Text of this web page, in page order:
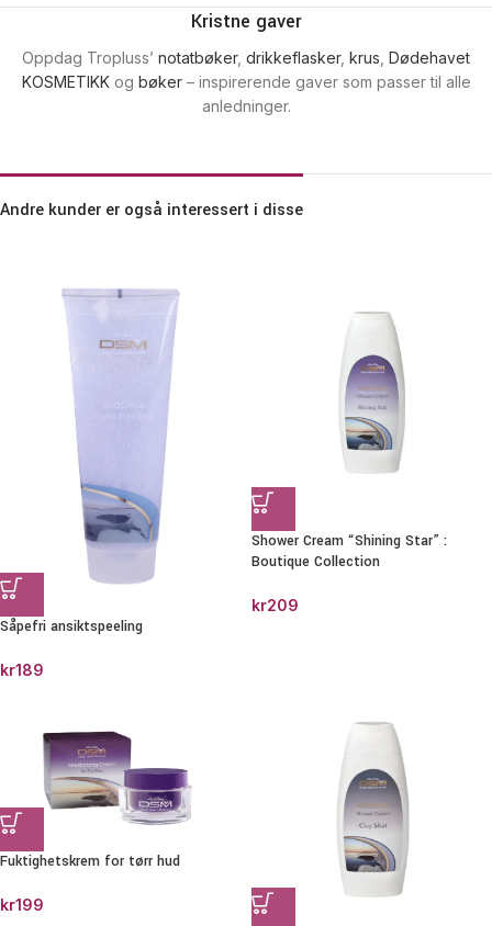
Kristne gaver
Oppdag Tropluss’ notatbøker, drikkeflasker, krus Dødehavet
KOSMETIKKog bøker– inspirerende gaver som passer til alle
anledninger.
Andre kunder er også interessert i disse
Såpefri ansiktspeeling
kr189
Shower Cream “Shining Star” :
Boutique Collection
kr209
Fuktighetskrem for tørr hud
kr199